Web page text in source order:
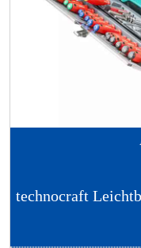
technocraft